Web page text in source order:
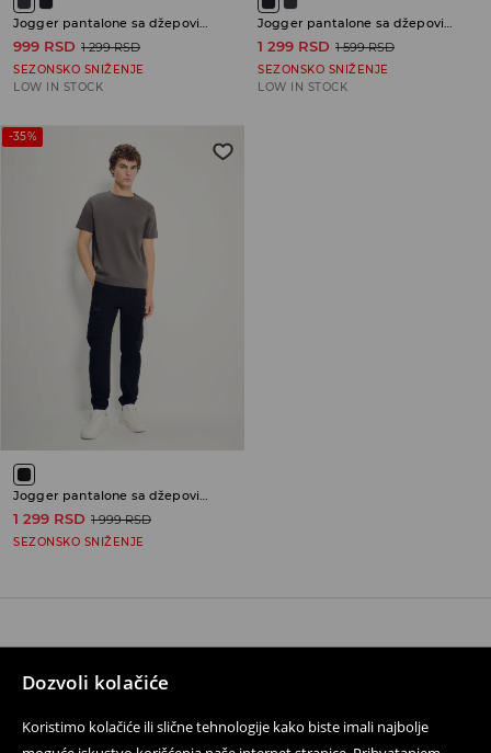
Dozvoli kolačiće
Koristimo kolačiće ili slične tehnologije kako biste imali najbolje
Jogger pantalone sa džepovima cargo
999 RSD 1 299 RSD
SEZONSKO SNIŽENJE
LOW IN STOCK
Jogger pantalone sa džepovima cargo
1 299 RSD 1 599 RSD
SEZONSKO SNIŽENJE
LOW IN STOCK
-35%
1 299 RSD 1 999 RSD
SEZONSKO SNIŽENJE
Pratite nas